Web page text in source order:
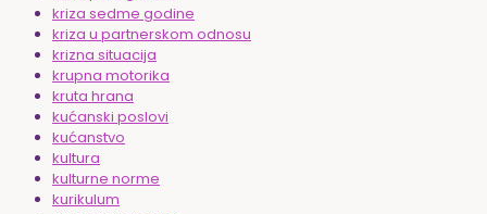
kriza sedme godine
kriza u partnerskom odnosu
krizna situacija
krupna motorika
kruta hrana
kućanski poslovi
kućanstvo
kultura
kulturne norme
kurikulum